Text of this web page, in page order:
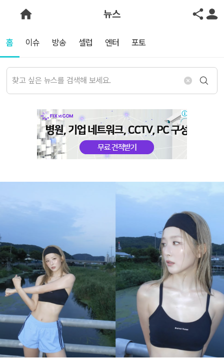
뉴스
홈 이슈 방송 셀럽 엔터 포토